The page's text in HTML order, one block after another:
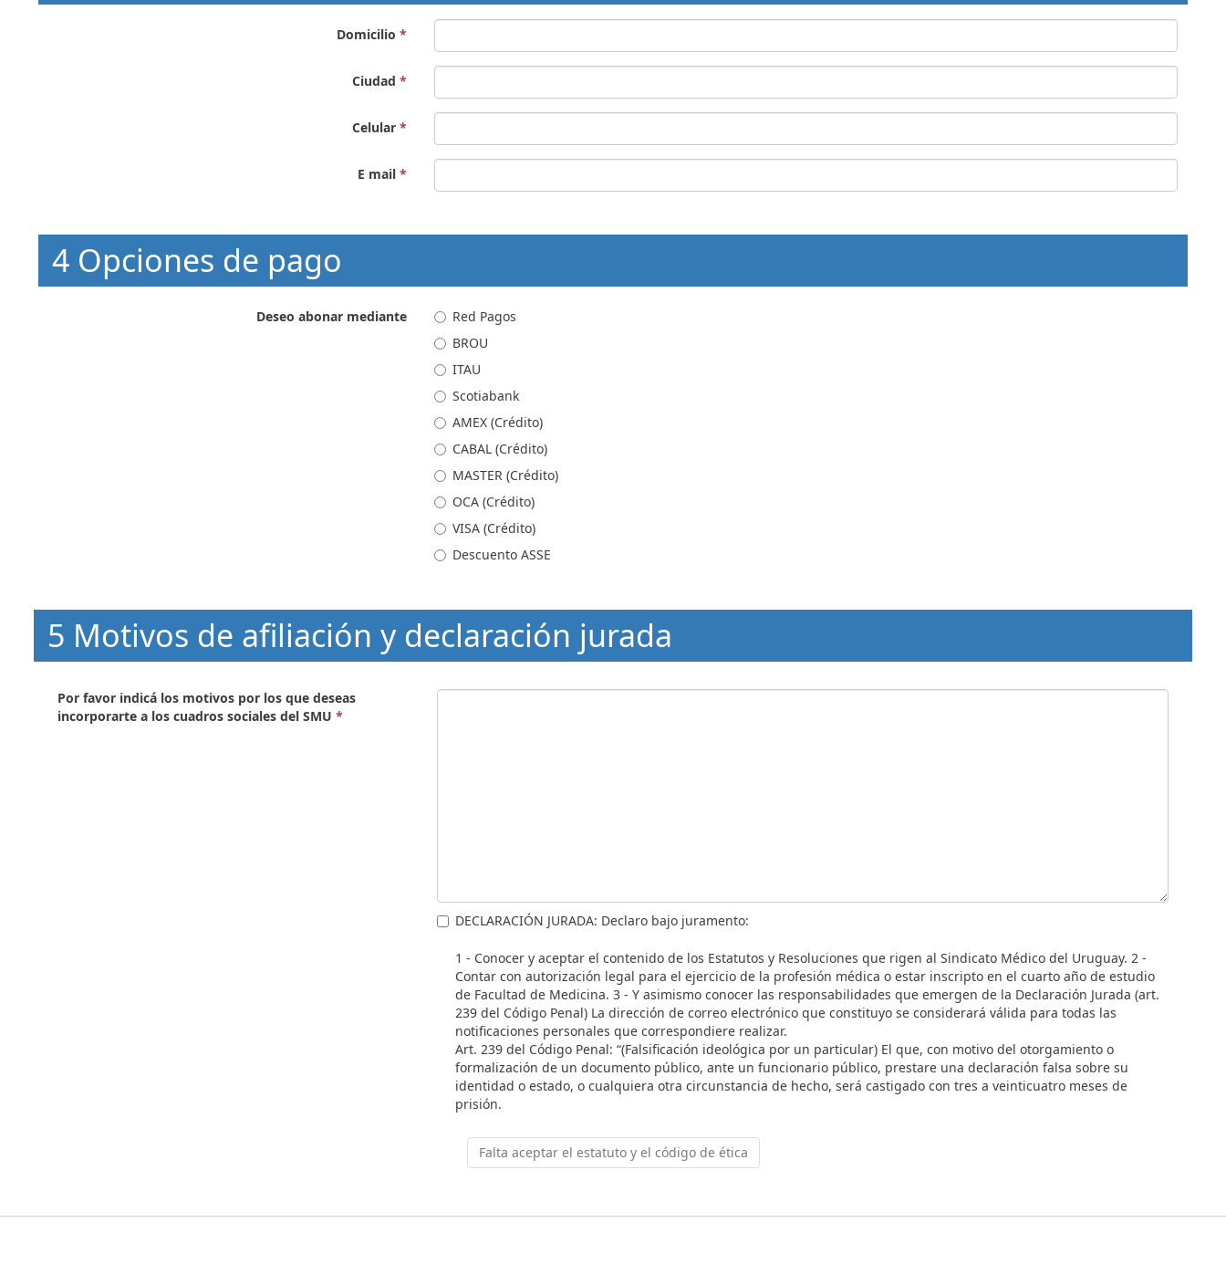
Domicilio *
Ciudad *
Celular *
E mail *
4 Opciones de pago
Deseo abonar mediante
Red Pagos
BROU
ITAU
Scotiabank
AMEX (Crédito)
CABAL (Crédito)
MASTER (Crédito)
OCA (Crédito)
VISA (Crédito)
Descuento ASSE
5 Motivos de afiliación y declaración jurada
Por favor indicá los motivos por los que deseas
incorporarte a los cuadros sociales del SMU *
DECLARACIÓN JURADA: Declaro bajo juramento:
1 - Conocer y aceptar el contenido de los Estatutos y Resoluciones que rigen al Sindicato Médico del Uruguay. 2 -
Contar con autorización legal para el ejercicio de la profesión médica o estar inscripto en el cuarto año de estudio
de Facultad de Medicina. 3 - Y asimismo conocer las responsabilidades que emergen de la Declaración Jurada (art.
239 del Código Penal) La dirección de correo electrónico que constituyo se considerará válida para todas las
notificaciones personales que correspondiere realizar.
Art. 239 del Código Penal: “(Falsificación ideológica por un particular) El que, con motivo del otorgamiento o
formalización de un documento público, ante un funcionario público, prestare una declaración falsa sobre su
identidad o estado, o cualquiera otra circunstancia de hecho, será castigado con tres a veinticuatro meses de
prisión.